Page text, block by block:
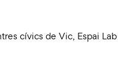
cívics de Vic, Espai